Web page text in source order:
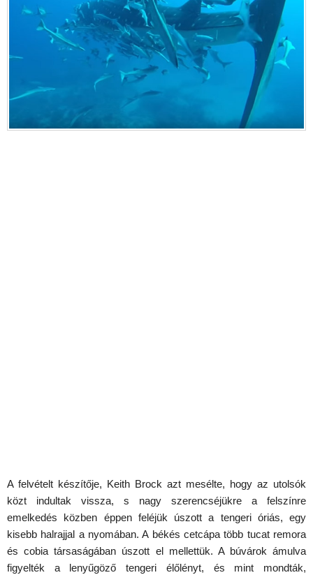
A felvételt készítője, Keith Brock azt mesélte, hogy az utolsók
közt indultak vissza, s nagy szerencséjükre a felszínre
emelkedés közben éppen feléjük úszott a tengeri óriás, egy
kisebb halrajjal a nyomában. A békés cetcápa több tucat remora
és cobia társaságában úszott el mellettük. A búvárok ámulva
figyelték a lenyűgöző tengeri élőlényt, és mint mondták,